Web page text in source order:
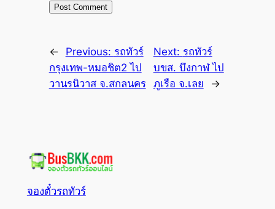
← Previous: รถทัวร์
กรุงเทพ-หมอชิต2 ไป
วานรนิวาส จ.สกลนคร
Next: รถทัวร์
บขส. บึงกาฬ ไป
ภูเรือ จ.เลย
→
จองตั๋วรถทัวร์